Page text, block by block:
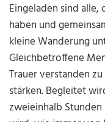
Eingeladen sind
haben und
kleine Wanderung
Gleichbetroffene
Trauer verstanden
stärken. Begleitet
zweieinhalb